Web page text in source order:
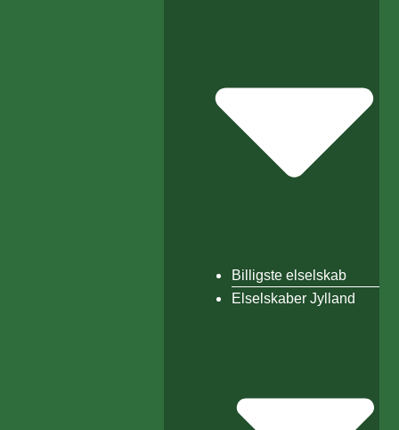
Billigste elselskab
Elselskaber Jylland